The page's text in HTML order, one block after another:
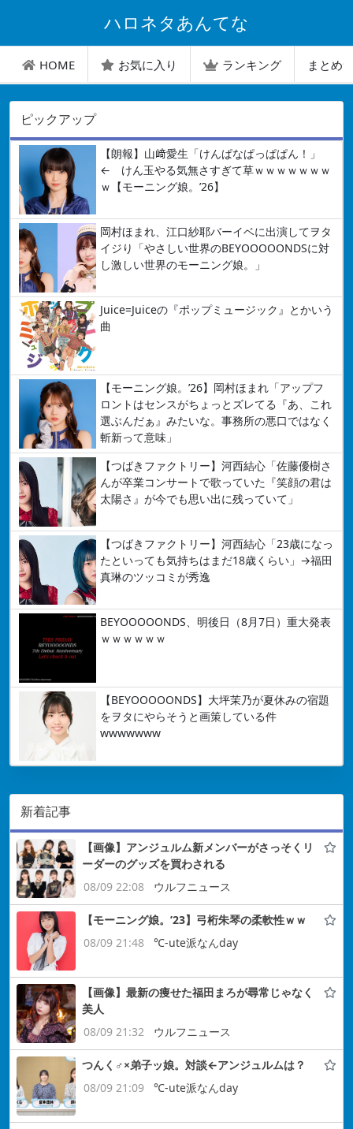
ハロネタあんてな
HOME お気に入り ランキング まとめ
ピックアップ
【朗報】山﨑愛生「けんぱなぱっぱぱん！」
← けん玉やる気無さすぎて草ｗｗｗｗｗｗｗ
ｗ【モーニング娘。’26】
岡村ほまれ、江口紗耶バーイベに出演してヲタ
イジり「やさしい世界のBEYOOOOONDSに対
し激しい世界のモーニング娘。」
Juice=Juiceの『ポップミュージック』とかいう
曲
【モーニング娘。’26】岡村ほまれ「アップフ
ロントはセンスがちょっとズレてる『あ、これ
選ぶんだぁ』みたいな。事務所の悪口ではなく
斬新って意味」
【つばきファクトリー】河西結心「佐藤優樹さ
んが卒業コンサートで歌っていた『笑顔の君は
太陽さ』が今でも思い出に残っていて」
【つばきファクトリー】河西結心「23歳になっ
たといっても気持ちはまだ18歳くらい」→福田
真琳のツッコミが秀逸
BEYOOOOONDS、明後日（8月7日）重大発表
ｗｗｗｗｗｗ
【BEYOOOOONDS】大坪茉乃が夏休みの宿題
をヲタにやらそうと画策している件
wwwwwww
新着記事
【画像】アンジュルム新メンバーがさっそくリ
ーダーのグッズを買わされる
08/09 22:08
ウルフニュース
【モーニング娘。’23】弓桁朱琴の柔軟性ｗｗ
08/09 21:48
℃-ute派なんday
【画像】最新の痩せた福田まろが尋常じゃなく
美人
08/09 21:32
ウルフニュース
つんく♂×弟子ッ娘。対談←アンジュルムは？
08/09 21:09
℃-ute派なんday